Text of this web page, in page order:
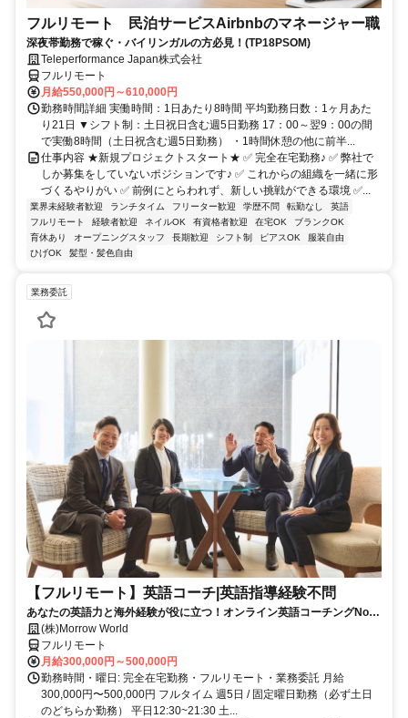
フルリモート 民泊サービスAirbnbのマネージャー職
深夜帯勤務で稼ぐ・バイリンガルの方必見！(TP18PSOM)
Teleperformance Japan株式会社
フルリモート
月給550,000円～610,000円
勤務時間詳細 実働時間：1日あたり8時間 平均勤務日数：1ヶ月あた
り21日 ▼シフト制：土日祝日含む週5日勤務 17：00～翌9：00の間
で実働8時間（土日祝含む週5日勤務） ・1時間休憩の他に前半...
仕事内容 ★新規プロジェクトスタート★ ✅ 完全在宅勤務♪ ✅ 弊社で
しか募集をしていないポジションです♪ ✅ これからの組織を一緒に形
づくるやりがい ✅ 前例にとらわれず、新しい挑戦ができる環境 ✅...
業界未経験者歓迎 ランチタイム フリーター歓迎 学歴不問 転勤なし
英語
フルリモート
経験者歓迎 ネイルOK 有資格者歓迎 在宅OK
ブランクOK
育休あり
オープニングスタッフ 長期歓迎 シフト制 ピアスOK
服装自由
ひげOK
髪型・髪色自由
業務委託
【フルリモート】英語コーチ|英語指導経験不問
あなたの英語力と海外経験が役に立つ！オンライン英語コーチングNo1
のイングリード
(株)Morrow World
フルリモート
月給300,000円～500,000円
勤務時間・曜日: 完全在宅勤務・フルリモート・業務委託 月給
300,000円〜500,000円 フルタイム 週5日 / 固定曜日勤務（必ず土日
のどちらか勤務） 平日12:30~21:30 土...